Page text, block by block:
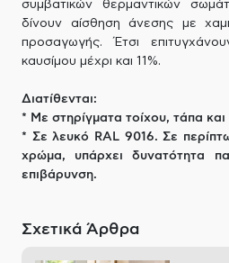
συμβατικών θερμαντικών
δίνουν αίσθηση άνεσης με
προσαγωγής. Έτσι
καυσίμου μέχρι και 11%.
Διατίθενται:
* Με στηρίγματα τοίχου, τάπα και
* Σε λευκό RAL 9016. Σε
χρώμα, υπάρχει δυνατότητα
επιβάρυνση.
Σχετικά Άρθρα